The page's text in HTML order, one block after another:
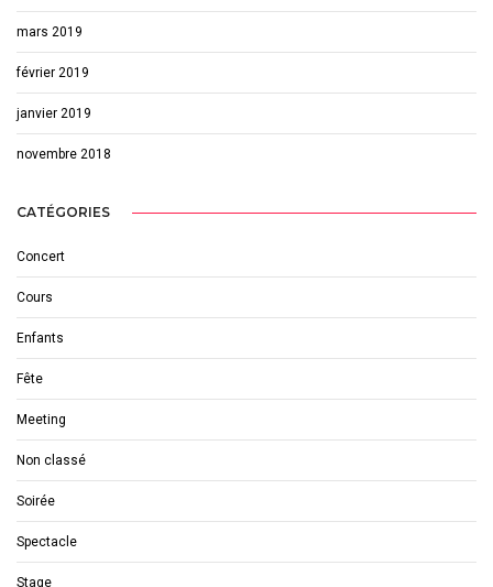
mars 2019
février 2019
janvier 2019
novembre 2018
CATÉGORIES
Concert
Cours
Enfants
Fête
Meeting
Non classé
Soirée
Spectacle
Stage